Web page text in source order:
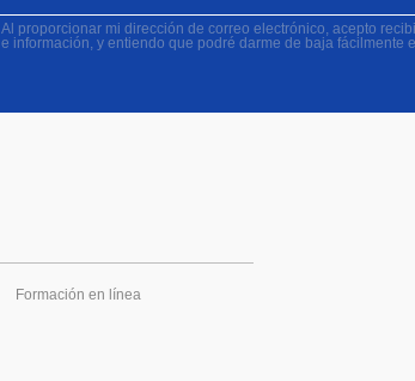
Al proporcionar mi dirección de correo electrónico, acepto
e información, y entiendo que podré darme de baja fácilmente
Formación en línea